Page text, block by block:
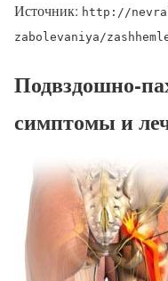
Источник: http://
zabolevaniya/
Подвздошно-
симптомы и